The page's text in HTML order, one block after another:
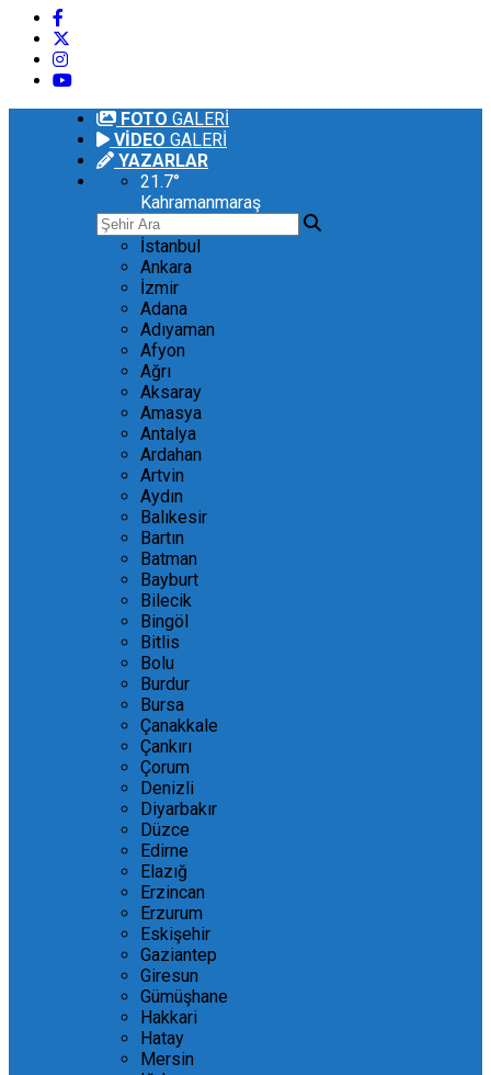
FOTO GALERİ
VİDEO GALERİ
YAZARLAR
21.7°
Kahramanmaraş
İstanbul
Ankara
İzmir
Adana
Adıyaman
Afyon
Ağrı
Aksaray
Amasya
Antalya
Ardahan
Artvin
Aydın
Balıkesir
Bartın
Batman
Bayburt
Bilecik
Bingöl
Bitlis
Bolu
Burdur
Bursa
Çanakkale
Çankırı
Çorum
Denizli
Diyarbakır
Düzce
Edirne
Elazığ
Erzincan
Erzurum
Eskişehir
Gaziantep
Giresun
Gümüşhane
Hakkari
Hatay
Mersin